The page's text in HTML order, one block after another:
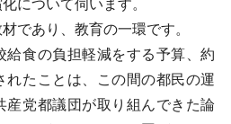
について伺います。
であり、教育の一環です。
食の負担軽減をする予算、約
れたことは、この間の都民の運
産党都議団が取り組んできた論